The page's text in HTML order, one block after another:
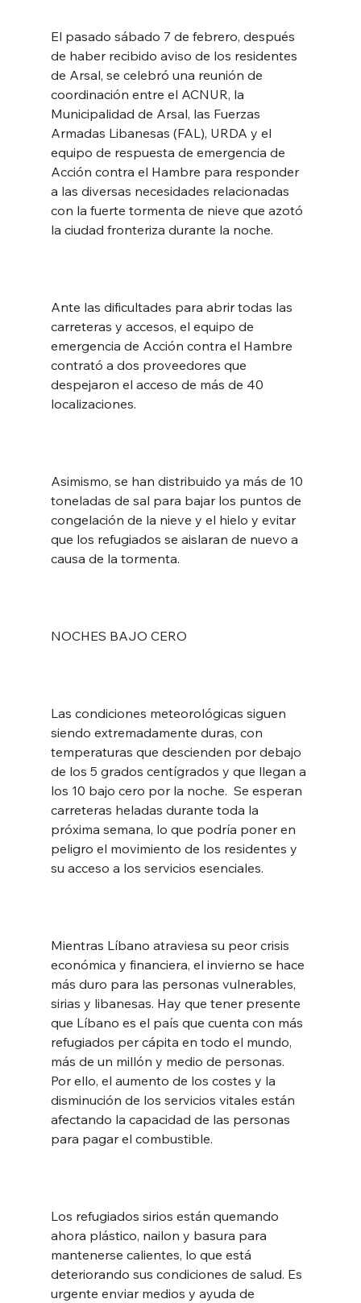
El pasado sábado 7 de febrero, después
de haber recibido aviso de los residentes
de Arsal, se celebró una reunión de
coordinación entre el ACNUR, la
Municipalidad de Arsal, las Fuerzas
Armadas Libanesas (FAL), URDA y el
equipo de respuesta de emergencia de
Acción contra el Hambre para responder
a las diversas necesidades relacionadas
con la fuerte tormenta de nieve que azotó
la ciudad fronteriza durante la noche.
Ante las dificultades para abrir todas las
carreteras y accesos, el equipo de
emergencia de Acción contra el Hambre
contrató a dos proveedores que
despejaron el acceso de más de 40
localizaciones.
Asimismo, se han distribuido ya más de 10
toneladas de sal para bajar los puntos de
congelación de la nieve y el hielo y evitar
que los refugiados se aislaran de nuevo a
causa de la tormenta.
NOCHES BAJO CERO
Las condiciones meteorológicas siguen
siendo extremadamente duras, con
temperaturas que descienden por debajo
de los 5 grados centígrados y que llegan a
los 10 bajo cero por la noche.  Se esperan
carreteras heladas durante toda la
próxima semana, lo que podría poner en
peligro el movimiento de los residentes y
su acceso a los servicios esenciales.
Mientras Líbano atraviesa su peor crisis
económica y financiera, el invierno se hace
más duro para las personas vulnerables,
sirias y libanesas. Hay que tener presente
que Líbano es el país que cuenta con más
refugiados per cápita en todo el mundo,
más de un millón y medio de personas.
Por ello, el aumento de los costes y la
disminución de los servicios vitales están
afectando la capacidad de las personas
para pagar el combustible.
Los refugiados sirios están quemando
ahora plástico, nailon y basura para
mantenerse calientes, lo que está
deteriorando sus condiciones de salud. Es
urgente enviar medios y ayuda de